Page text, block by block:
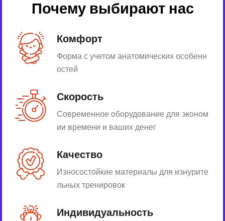
Почему выбирают нас
Комфорт
Форма с учетом анатомических особенн
остей
Скорость
Современное оборудование для эконом
ии времени и ваших денег
Качество
Износостойкие материалы для изнурите
льных тренировок
Индивидуальность